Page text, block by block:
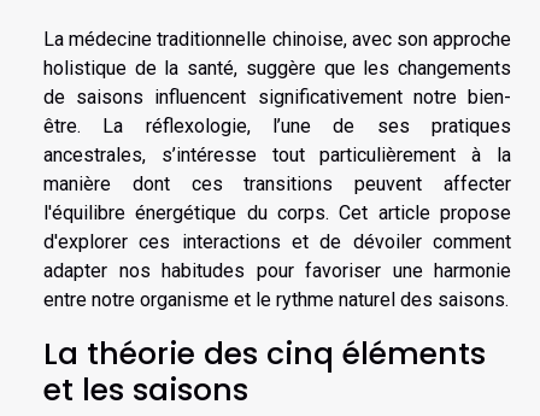
La médecine traditionnelle chinoise, avec son approche
holistique de la santé, suggère que les changements
de saisons influencent significativement notre bien-
être. La réflexologie, l’une de ses pratiques
ancestrales, s’intéresse tout particulièrement à la
manière dont ces transitions peuvent affecter
l'équilibre énergétique du corps. Cet article propose
d'explorer ces interactions et de dévoiler comment
adapter nos habitudes pour favoriser une harmonie
entre notre organisme et le rythme naturel des saisons.
La théorie des cinq éléments
et les saisons